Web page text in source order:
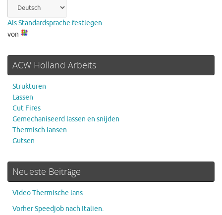
Als Standardsprache festlegen
von
ACW Holland Arbeits
Strukturen
Lassen
Cut Fires
Gemechaniseerd lassen en snijden
Thermisch lansen
Gutsen
Neueste Beiträge
Video Thermische lans
Vorher Speedjob nach Italien.